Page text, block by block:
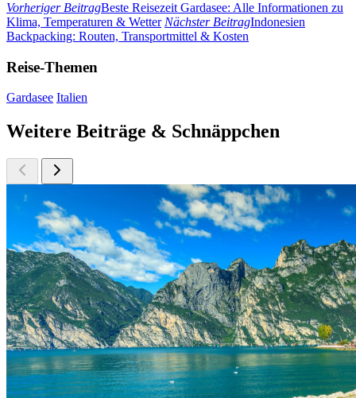
Vorheriger BeitragBeste Reisezeit Gardasee: Alle Informationen zu
Klima, Temperaturen & Wetter Nächster BeitragIndonesien
Backpacking: Routen, Transportmittel & Kosten
Reise-Themen
Gardasee Italien
Weitere Beiträge & Schnäppchen